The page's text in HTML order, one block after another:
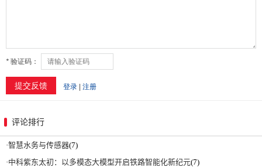
评论排行
·智慧水务与传感器(7)
·中科紫东太初：以多模态大模型开启铁路智能化新纪元(7)